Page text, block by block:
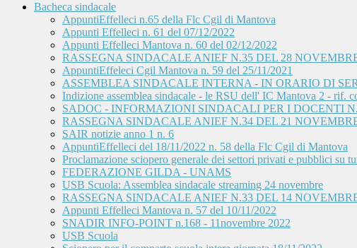
Bacheca sindacale
AppuntiEffelleci n.65 della Flc Cgil di Mantova
Appunti Effelleci n. 61 del 07/12/2022
Appunti Effelleci Mantova n. 60 del 02/12/2022
RASSEGNA SINDACALE ANIEF N.35 DEL 28
AppuntiEffeleci Cgil Mantova n. 59 del 25/11/2021
ASSEMBLEA SINDACALE INTERNA - IN ORARIO DI
Indizione assemblea sindacale - le RSU dell' IC Mantova 2 - rif.
SADOC - INFORMAZIONI SINDACALI PER I DOCENTI
RASSEGNA SINDACALE ANIEF N.34 DEL 21
SAIR notizie anno 1 n. 6
AppuntiEffelleci del 18/11/2022 n. 58 della Flc Cgil di Mantova
Proclamazione sciopero generale dei settori privati e pubblici su
FEDERAZIONE GILDA - UNAMS
USB Scuola: Assemblea sindacale streaming 24 novembre
RASSEGNA SINDACALE ANIEF N.33 DEL 14
Appunti Effelleci Mantova n. 57 del 10/11/2022
SNADIR INFO-POINT n.168 - 11novembre 2022
USB Scuola